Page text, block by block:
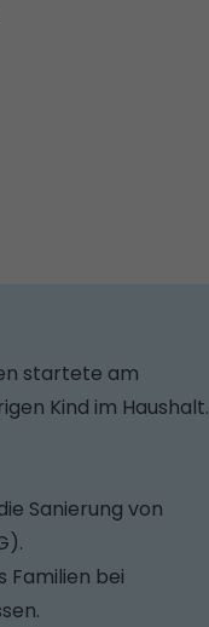
startete am
Kind im Haushalt.
Sanierung von
Familien bei